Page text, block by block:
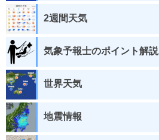
2週間天気
気象予報士のポイント解説
世界天気
地震情報